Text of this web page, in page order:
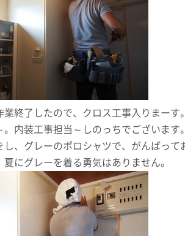
業終了したので、クロス工事入りまーす。
。内装工事担当～しのっちでございます。
し、グレーのポロシャツで、がんばって
夏にグレーを着る勇気はありません。